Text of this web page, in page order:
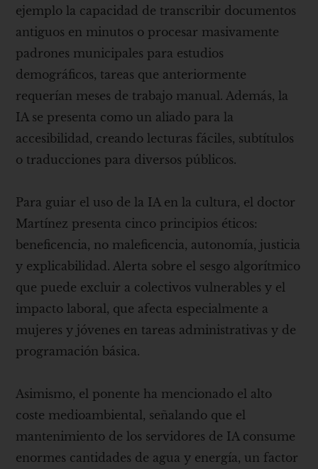
ejemplo la capacidad de transcribir documentos
antiguos en minutos o procesar masivamente
padrones municipales para estudios
demográficos, tareas que anteriormente
requerían meses de trabajo manual. Además, la
IA se presenta como un aliado para la
accesibilidad, creando lecturas fáciles, subtítulos
o traducciones para diversos públicos.
Para guiar el uso de la IA en la cultura, el doctor
Martínez presenta cinco principios éticos:
beneficencia, no maleficencia, autonomía, justicia
y explicabilidad. Alerta sobre el sesgo algorítmico
que puede excluir a colectivos vulnerables y el
impacto laboral, que afecta especialmente a
mujeres y jóvenes en tareas administrativas y de
programación básica.
Asimismo, el ponente ha mencionado el alto
coste medioambiental, señalando que el
mantenimiento de los servidores de IA consume
enormes cantidades de agua y energía, un factor